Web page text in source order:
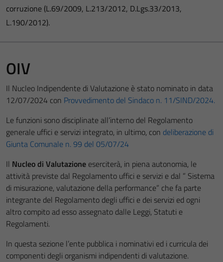
corruzione (L.69/2009, L.213/2012, D.Lgs.33/2013,
L.190/2012).
OIV
Il Nucleo Indipendente di Valutazione è stato nominato in data
12/07/2024 con Provvedimento del Sindaco n. 11/SIND/2024.
Le funzioni sono disciplinate all’interno del Regolamento
generale uffici e servizi integrato, in ultimo, con deliberazione di
Giunta Comunale n. 99 del 05/07/24
Il Nucleo di Valutazione eserciterà, in piena autonomia, le
attività previste dal Regolamento uffici e servizi e dal ” Sistema
di misurazione, valutazione della performance” che fa parte
integrante del Regolamento degli uffici e dei servizi ed ogni
altro compito ad esso assegnato dalle Leggi, Statuti e
Regolamenti.
In questa sezione l’ente pubblica i nominativi ed i curricula dei
componenti degli organismi indipendenti di valutazione.